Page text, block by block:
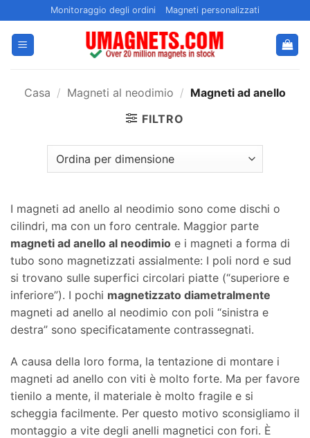
ai
contenuti
Monitoraggio degli ordini Magneti personalizzati
Casa / Magneti al neodimio / Magneti ad anello
FILTRO
I magneti ad anello al neodimio sono come dischi o
cilindri, ma con un foro centrale. Maggior parte
magneti ad anello al neodimio e i magneti a forma di
tubo sono magnetizzati assialmente: I poli nord e sud
si trovano sulle superfici circolari piatte (“superiore e
inferiore”). I pochi magnetizzato diametralmente
magneti ad anello al neodimio con poli “sinistra e
destra” sono specificatamente contrassegnati.
A causa della loro forma, la tentazione di montare i
magneti ad anello con viti è molto forte. Ma per favore
tienilo a mente, il materiale è molto fragile e si
scheggia facilmente. Per questo motivo sconsigliamo il
montaggio a vite degli anelli magnetici con fori. È